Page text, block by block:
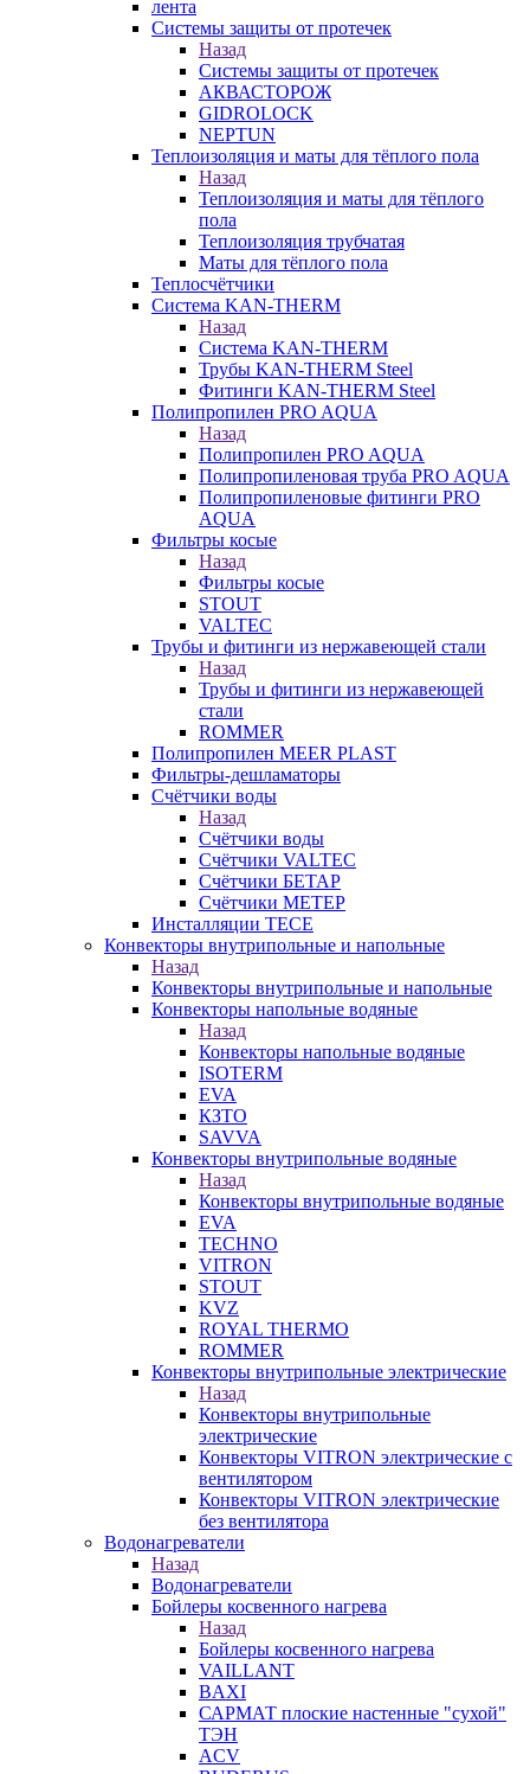
лента
Системы защиты от протечек
Назад
Системы защиты от протечек
АКВАСТОРОЖ
GIDROLOCK
NEPTUN
Теплоизоляция и маты для тёплого пола
Назад
Теплоизоляция и маты для тёплого
пола
Теплоизоляция трубчатая
Маты для тёплого пола
Теплосчётчики
Система KAN-THERM
Назад
Система KAN-THERM
Трубы KAN-THERM Steel
Фитинги KAN-THERM Steel
Полипропилен PRO AQUA
Назад
Полипропилен PRO AQUA
Полипропиленовая труба PRO AQUA
Полипропиленовые фитинги PRO
AQUA
Фильтры косые
Назад
Фильтры косые
STOUT
VALTEC
Трубы и фитинги из нержавеющей стали
Назад
Трубы и фитинги из нержавеющей
стали
ROMMER
Полипропилен MEER PLAST
Фильтры-дешламаторы
Счётчики воды
Назад
Счётчики воды
Счётчики VALTEC
Счётчики БЕТАР
Счётчики МЕТЕР
Инсталляции TECE
Конвекторы внутрипольные и напольные
Назад
Конвекторы внутрипольные и напольные
Конвекторы напольные водяные
Назад
Конвекторы напольные водяные
ISOTERM
EVA
КЗТО
SAVVA
Конвекторы внутрипольные водяные
Назад
Конвекторы внутрипольные водяные
EVA
TECHNO
VITRON
STOUT
KVZ
ROYAL THERMO
ROMMER
Конвекторы внутрипольные электрические
Назад
Конвекторы внутрипольные
электрические
Конвекторы VITRON электрические с
вентилятором
Конвекторы VITRON электрические
без вентилятора
Водонагреватели
Назад
Водонагреватели
Бойлеры косвенного нагрева
Назад
Бойлеры косвенного нагрева
VAILLANT
BAXI
САРМАТ плоские настенные "сухой"
ТЭН
ACV